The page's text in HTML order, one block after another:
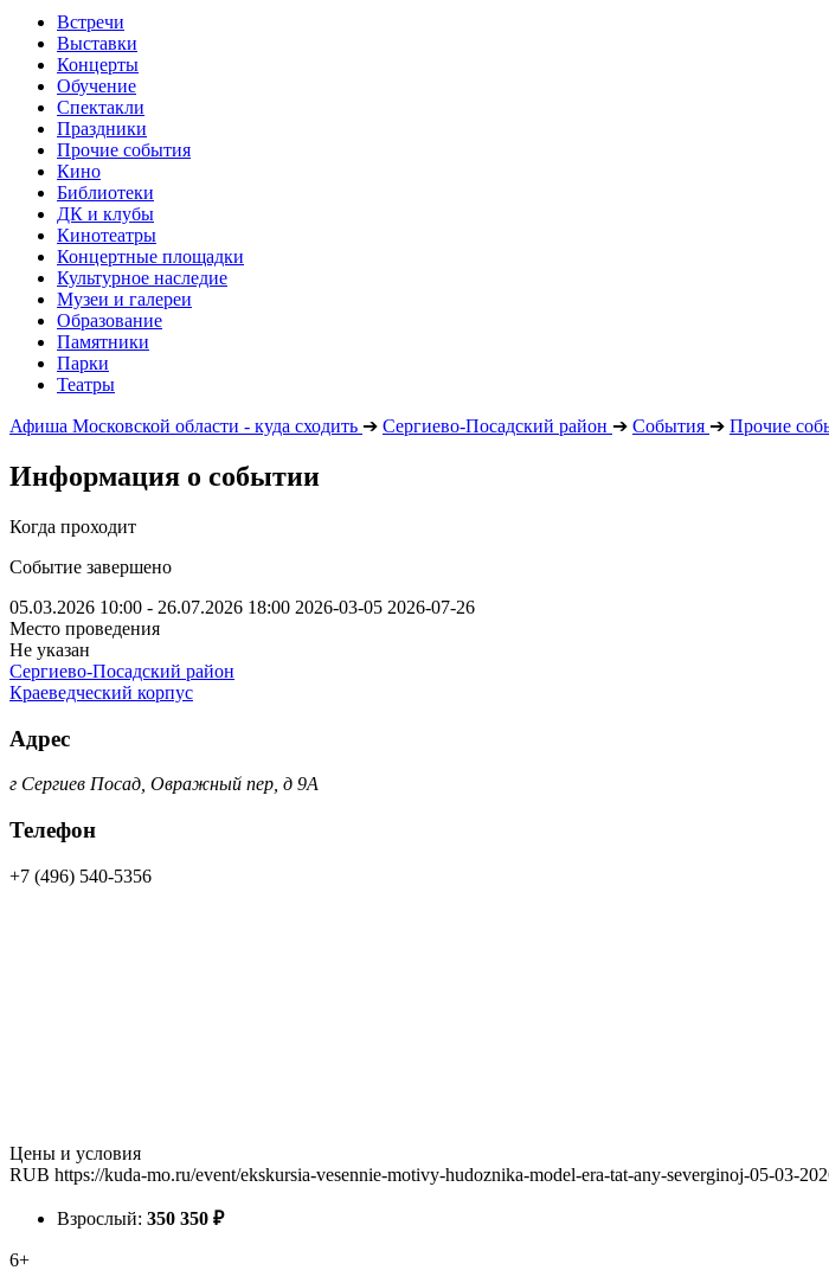
Встречи
Выставки
Концерты
Обучение
Спектакли
Праздники
Прочие события
Кино
Библиотеки
ДК и клубы
Кинотеатры
Концертные площадки
Культурное наследие
Музеи и галереи
Образование
Памятники
Парки
Театры
Афиша Московской области - куда сходить ➔ Сергиево-Посадский район ➔ События ➔ Прочие
Информация о событии
Когда проходит
Событие завершено
05.03.2026 10:00 - 26.07.2026 18:00 2026-03-05 2026-07-26
Место проведения
Не указан
Сергиево-Посадский район
Краеведческий корпус
Адрес
г Сергиев Посад, Овражный пер, д 9А
Телефон
+7 (496) 540-5356
Цены и условия
RUB https://kuda-mo.ru/event/ekskursia-vesennie-motivy-hudoznika-model-era-tat-any-severginoj-05-03-
Взрослый: 350 350 ₽
6+